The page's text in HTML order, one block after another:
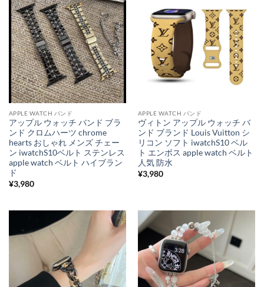
APPLE WATCH バンド
アップル ウォッチ バンド ブラ
ンド クロムハーツ chrome
hearts おしゃれ メンズ チェー
ン iwatchS10ベルト ステンレス
apple watch ベルト ハイブラン
ド
¥3,980
APPLE WATCH バンド
ヴィトン アップル ウォッチ バ
ンド ブランド Louis Vuitton シ
リコン ソフト iwatchS10 ベル
ト エンボス apple watch ベルト
人気 防水
¥3,980